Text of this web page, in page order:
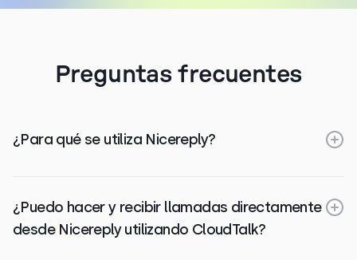
Preguntas frecuentes
¿Para qué se utiliza Nicereply?
¿Puedo hacer y recibir llamadas directamente
desde Nicereply utilizando CloudTalk?